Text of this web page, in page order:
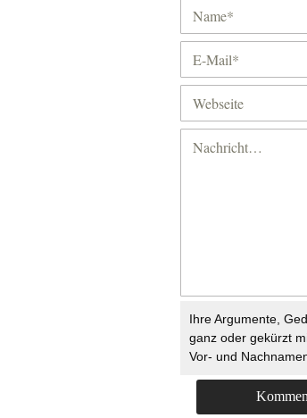
Ihre Argumente,
ganz oder gekürzt
Vor- und